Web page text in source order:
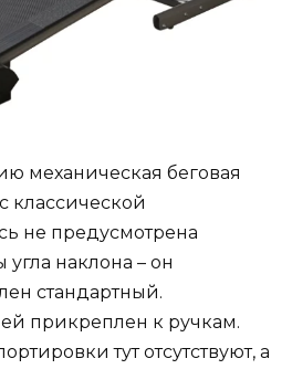
механическая беговая
классической
не предусмотрена
наклона – он
стандартный.
прикреплен к ручкам.
тут отсутствуют, а